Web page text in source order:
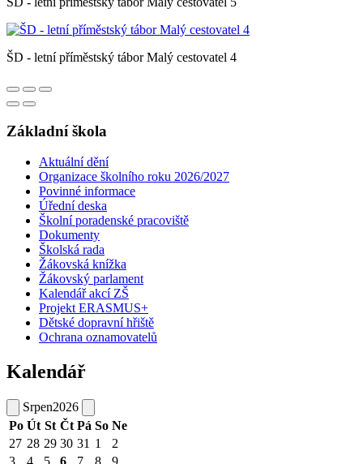
ŠD - letní příměstský tábor Malý cestovatel 4
Základní škola
Aktuální dění
Organizace školního roku 2026/2027
Povinné informace
Úřední deska
Školní poradenské pracoviště
Dokumenty
Školská rada
Žákovská knížka
Žákovský parlament
Kalendář akcí ZŠ
Projekt ERASMUS+
Dětské dopravní hřiště
Ochrana oznamovatelů
Kalendář
Srpen2026
Po Út St Čt Pá So Ne
27 28 29 30 31 1
2